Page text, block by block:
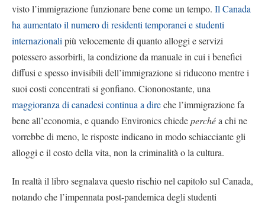
visto l’immigrazione funzionare bene come un tempo. Il Canada
ha aumentato il numero di residenti temporanei e studenti
internazionalipiù velocemente di quanto alloggi e servizi
potessero assorbirli, la condizione da manuale in cui i benefici
diffusi e spesso invisibili dell’immigrazione si riducono mentre i
suoi costi concentrati si gonfiano. Ciononostante, una
maggioranza di canadesi continua a direche l’immigrazione fa
bene all’economia, e quando Environics chiedeperchéa chi ne
vorrebbe di meno, le risposte indicano in modo schiacciante gli
alloggi e il costo della vita, non la criminalità o la cultura.
In realtà il libro segnalava questo rischio nel capitolo sul Canada,
notando che l’impennata post-pandemica degli studenti